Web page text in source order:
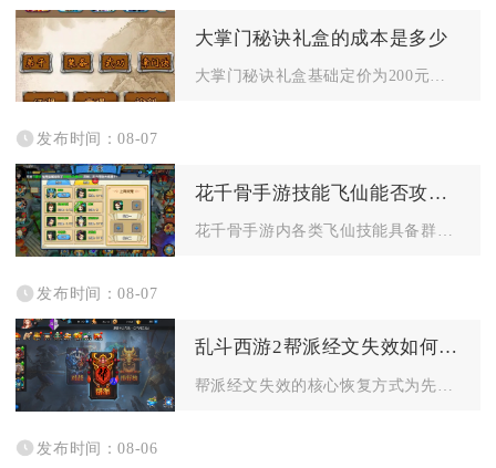
大掌门秘诀礼盒的成本是多少
发布时间：08-07
花千骨手游技能飞仙能否攻击多个敌人
发布时间：08-07
乱斗西游2帮派经文失效如何恢复
发布时间：08-06